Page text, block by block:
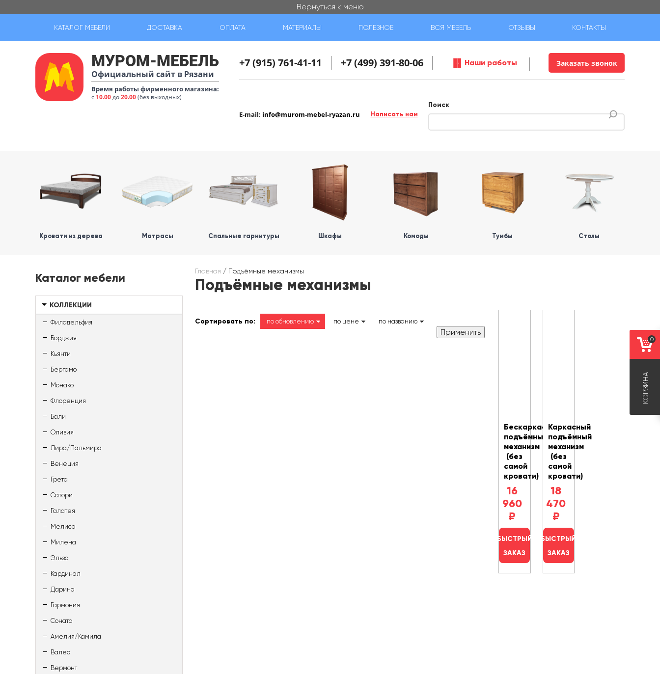
Вернуться к меню
КАТАЛОГ МЕБЕЛИ ДОСТАВКА ОПЛАТА МАТЕРИАЛЫ ПОЛЕЗНОЕ ВСЯ МЕБЕЛЬ ОТЗЫВЫ КОНТАКТЫ
МУРОМ-МЕБЕЛЬ
Официальный сайт в Рязани
Время работы фирменного магазина:
с 10.00до20.00(без выходных)
+7 (915) 761-41-11 +7 (499) 391-80-06 Наши работы Заказать звонок
E-mail: info@murom-mebel-ryazan.ru Написать нам
Поиск
Кровати из дерева Матрасы Спальные гарнитуры Шкафы Комоды Тумбы Столы
Каталог мебели
КОЛЛЕКЦИИ
Филадельфия
Борджия
Кьянти
Бергамо
Монако
Флоренция
Бали
Оливия
Лира/Пальмира
Венеция
Грета
Сатори
Галатея
Мелиса
Милена
Эльза
Кардинал
Дарина
Гармония
Соната
Амелия/Камила
Валео
Вермонт
Главная / Подъёмные механизмы
Подъёмные механизмы
Сортировать по: по обновлению по цене по названию
Бескаркасный
подъёмный
механизм
(без
самой
кровати)
16
960
₽
БЫСТРЫЙ
ЗАКАЗ
Каркасный
подъёмный
механизм
(без
самой
кровати)
18
470
₽
БЫСТРЫЙ
ЗАКАЗ
0
КОРЗИНА